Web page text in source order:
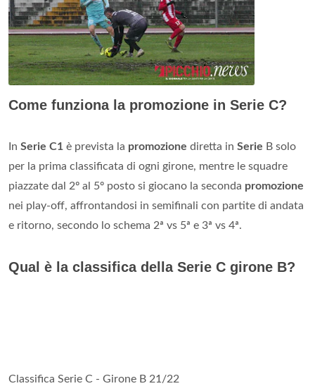
Come funziona la promozione in Serie C?
In Serie C1 è prevista la promozione diretta in Serie B solo
per la prima classificata di ogni girone, mentre le squadre
piazzate dal 2º al 5º posto si giocano la seconda promozione
nei play-off, affrontandosi in semifinali con partite di andata
e ritorno, secondo lo schema 2ª vs 5ª e 3ª vs 4ª.
Qual è la classifica della Serie C girone B?
Classifica Serie C - Girone B 21/22